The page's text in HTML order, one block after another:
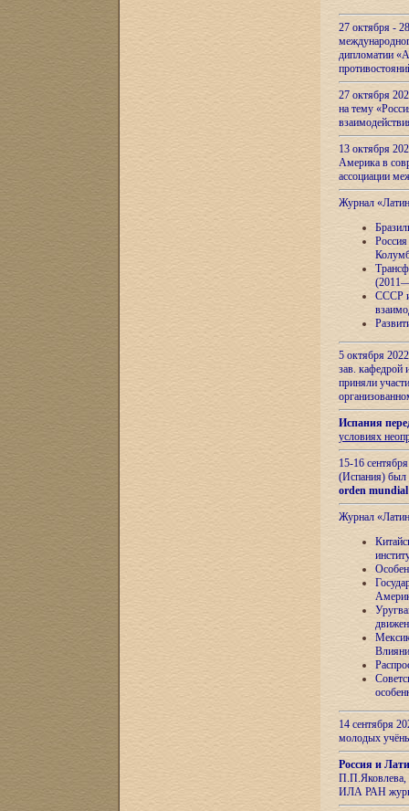
27 октября -
дипломатии
27 октября
на тему
13 октября
Америка в
ассоциации
Журнал
СССР и
5 октября
зав.
приняли
Испания
условиях
15-16
(Испания) был
orden
Журнал
14 сентября
молодых
Россия и
П.П.Яковлева,
ИЛА РАН